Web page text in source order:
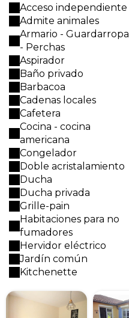
Acceso independiente
Admite animales
Armario - Guardarropa
- Perchas
Aspirador
Baño privado
Barbacoa
Cadenas locales
Cafetera
Cocina - cocina
americana
Congelador
Doble acristalamiento
Ducha
Ducha privada
Grille-pain
Habitaciones para no
fumadores
Hervidor eléctrico
Jardín común
Kitchenette